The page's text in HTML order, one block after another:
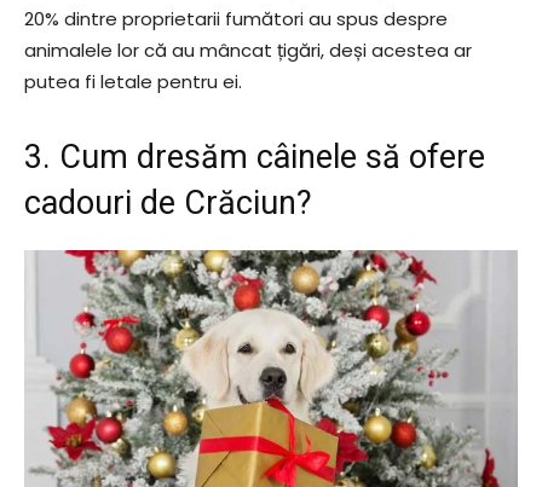
20% dintre proprietarii fumători au spus despre
animalele lor că au mâncat țigări, deși acestea ar
putea fi letale pentru ei.
3. Cum dresăm câinele să ofere
cadouri de Crăciun?